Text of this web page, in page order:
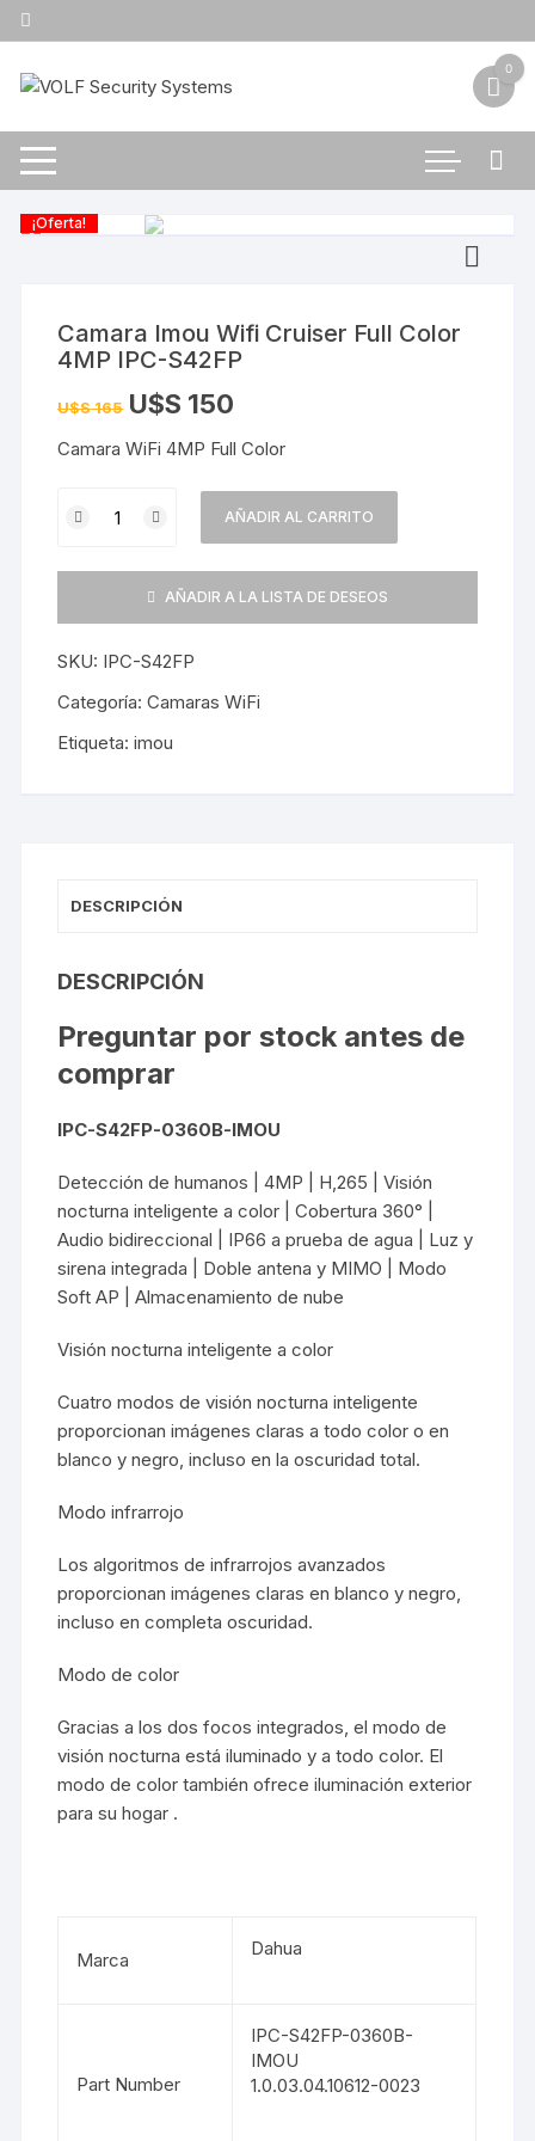
Saltar
al
contenido
0
¡Oferta!
Camara Imou Wifi Cruiser Full Color
4MP IPC-S42FP
U$S165 U$S 150
Camara WiFi 4MP Full Color
Imou
4MP
IPC-
cantidad
AÑADIR AL CARRITO
AÑADIR A LA LISTA DE DESEOS
SKU: IPC-S42FP
Categoría:Camaras WiFi
Etiqueta:imou
DESCRIPCIÓN
DESCRIPCIÓN
Preguntar por stock antes de
comprar
IPC-S42FP-0360B-IMOU
Detección de humanos | 4MP | H,265 | Visión
nocturna inteligente a color | Cobertura 360° |
Audio bidireccional | IP66 a prueba de agua | Luz y
sirena integrada | Doble antena y MIMO | Modo
Soft AP | Almacenamiento de nube
Visión nocturna inteligente a color
Cuatro modos de visión nocturna inteligente
proporcionan imágenes claras a todo color o en
blanco y negro, incluso en la oscuridad total.
Modo infrarrojo
Los algoritmos de infrarrojos avanzados
proporcionan imágenes claras en blanco y negro,
incluso en completa oscuridad.
Modo de color
Gracias a los dos focos integrados, el modo de
visión nocturna está iluminado y a todo color. El
modo de color también ofrece iluminación exterior
para su hogar .
Marca
Dahua
Part Number
IPC-S42FP-0360B-
IMOU
1.0.03.04.10612-0023